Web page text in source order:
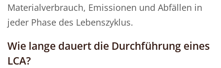
Materialverbrauch, Emissionen und Abfällen in
jeder Phase des Lebenszyklus.
Wie lange dauert die Durchführung eines
LCA?